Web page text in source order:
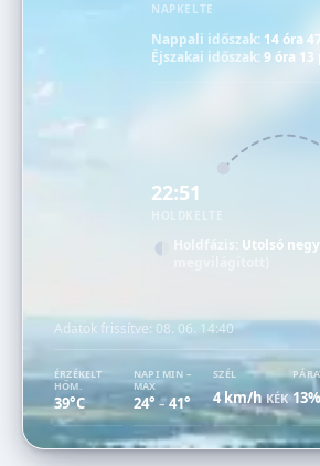
NAPKELTE
Nappali időszak: 14 óra
Éjszakai időszak:9 óra 13
22:51
Holdfázis: Utolsó
Adatok frissítve: 08. 06. 14:40
ÉRZÉKELT
HŐM.
39°C
NAPI MIN –
MAX
24° –41°
SZÉL
4 km/hKÉK 13%